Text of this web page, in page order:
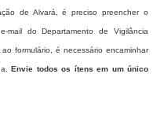
de Alvará, é preciso preencher o
do Departamento de Vigilância
ao formulário, é necessário encaminhar
Envie todos os ítens em um único